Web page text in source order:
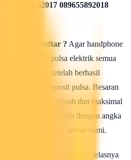
085819962017 089655892018
Mendaftar ? Agar handphone
isi ulang pulsa elektrik semua
maka setelah berhasil
saldo deposit pulsa. Besaran
minimal 50rb rupiah dan maksimal
saldo pulsa anda dengan angka
coba kehebatan server kami.
pulsa ?
Untuk lebih jelasnya